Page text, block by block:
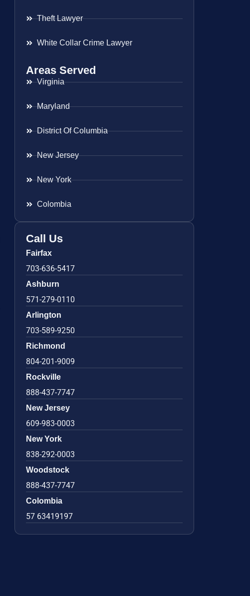
Theft Lawyer
White Collar Crime Lawyer
Areas Served
Virginia
Maryland
District Of Columbia
New Jersey
New York
Colombia
Call Us
Fairfax
703-636-5417
Ashburn
571-279-0110
Arlington
703-589-9250
Richmond
804-201-9009
Rockville
888-437-7747
New Jersey
609-983-0003
New York
838-292-0003
Woodstock
888-437-7747
Colombia
57 63419197